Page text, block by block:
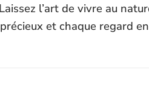
l’art de vivre au
et chaque regard